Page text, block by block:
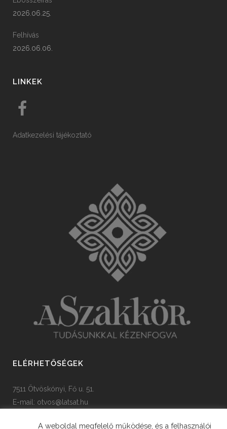
2026.06.25.
Felhívás
2026.06.06.
LINKEK
Adatkezelési tájékoztató
ELÉRHETŐSÉGEK
7511 Ötvöskónyi, Fő u. 51.
E-mail: otvos@latsat.hu
A weboldal megfelelő működése, és a felhasználói